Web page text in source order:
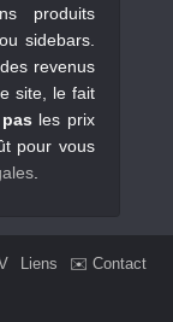
produits
sidebars.
revenus
site, le fait
les prix
pour vous
Liens ✉️ Contact